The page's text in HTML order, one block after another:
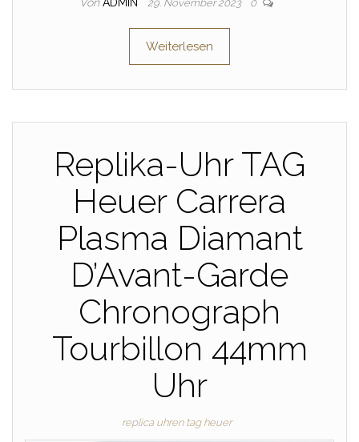
29. November 2023 0
Weiterlesen
Replika-Uhr TAG
Heuer Carrera
Plasma Diamant
D’Avant-Garde
Chronograph
Tourbillon 44mm
Uhr
replica uhren tag heuer